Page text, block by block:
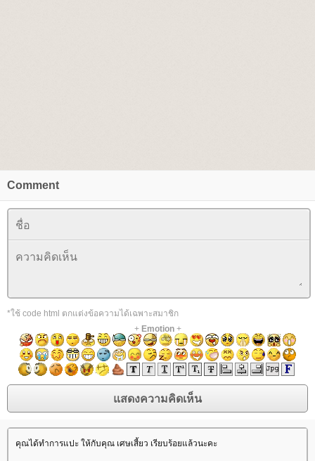
Comment
*ใช้ code html ตกแต่งข้อความได้เฉพาะสมาชิก
+ Emotion+
คุณได้ทำการแปะ ให้กับคุณ เศษเสี้ยว เรียบร้อยแล้วนะคะ